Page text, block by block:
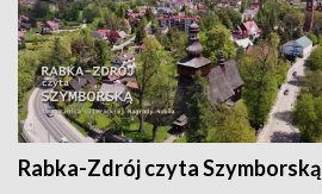
Rabka-Zdrój czyta Szymborską